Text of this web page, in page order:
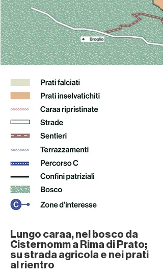
Lungo caraa, nel bosco da
Cisternomm a Rima di Prato;
su strada agricola e nei prati
al rientro